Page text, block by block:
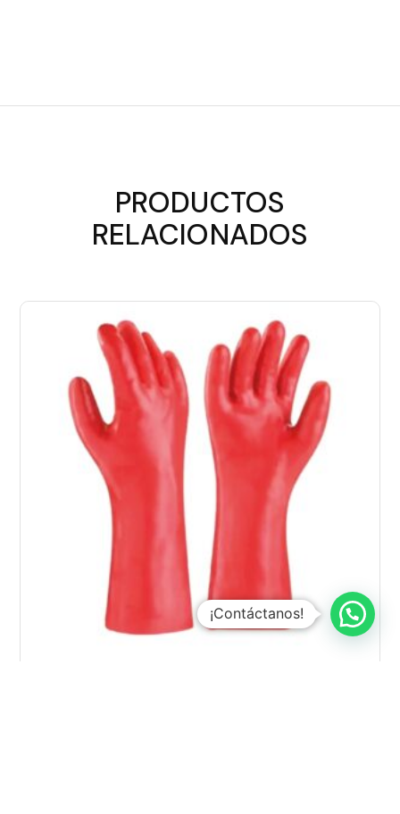
PRODUCTOS
RELACIONADOS
¡Contáctanos!